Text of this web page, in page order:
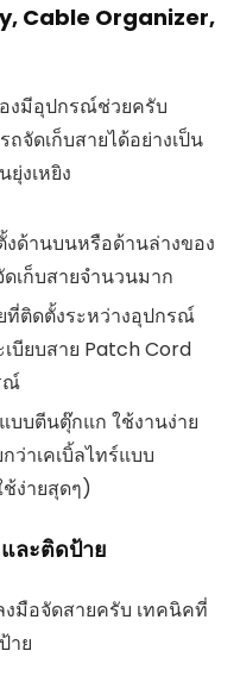
Cable Organizer,
องมีอุปกรณ์ช่วยครับ
จัดเก็บสายได้อย่างเป็น
งเหยิง
งด้านบนหรือด้านล่างของ
เก็บสายจำนวนมาก
ที่ติดตั้งระหว่างอุปกรณ์
บียบสาย Patch Cord
ณ์
บบตีนตุ๊กแก ใช้งานง่าย
ว่าเคเบิ้ลไทร์แบบ
ง่ายสุดๆ)
ละติดป้าย
มือจัดสายครับ เทคนิคที่
าย